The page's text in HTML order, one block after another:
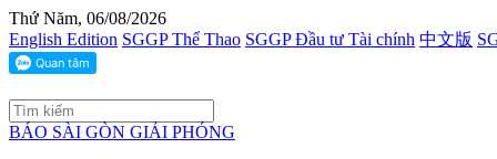
Thứ Năm, 06/08/2026
English Edition SGGP Thể Thao SGGP Đầu tư Tài chính 中文版
BÁO SÀI GÒN GIẢI PHÓNG